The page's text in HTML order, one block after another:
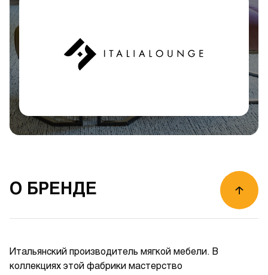
О БРЕНДЕ
Итальянский производитель мягкой мебели. В
коллекциях этой фабрики мастерство